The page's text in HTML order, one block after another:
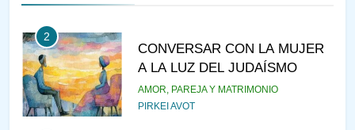
3
Pirkei Avot 3:7 SOLO DIOS